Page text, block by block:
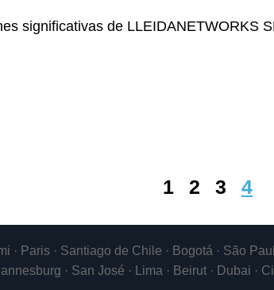
significativas de LLEIDANETWORKS
1 2 3 4
· Paris · Santiago de Chile · Bogotá · São
· San José · Lima · Beirut · Dubai ·